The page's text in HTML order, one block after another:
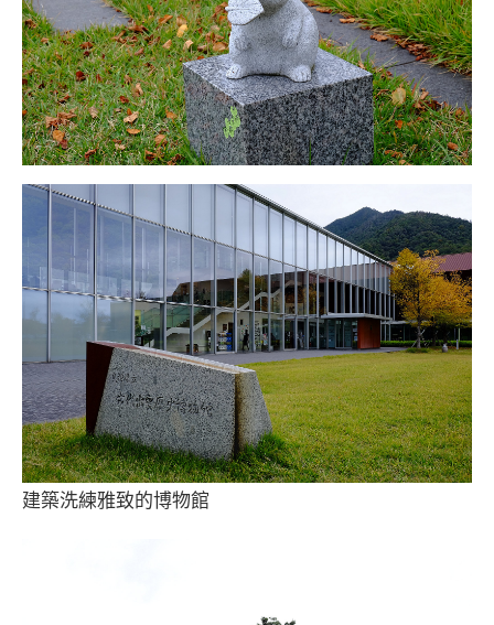
建築洗練雅致的博物館